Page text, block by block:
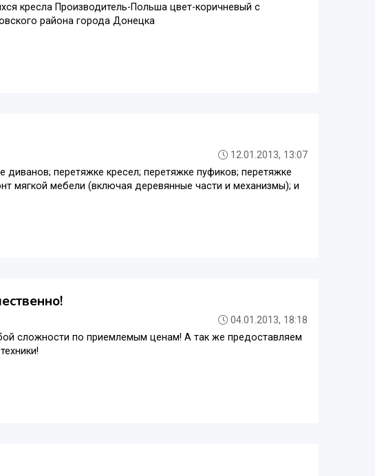
кресла Производитель-Польша цвет-коричневый с
района города Донецка
12.01.2013, 13:07
перетяжке кресел; перетяжке пуфиков; перетяжке
мягкой мебели (включая деревянные части и механизмы); и
04.01.2013, 18:18
сложности по приемлемым ценам! А так же предоставляем